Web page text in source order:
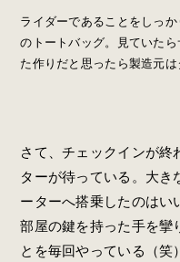
ライダーであることをしっ
のトートバッグ。見ていた
た作りだと思ったら製造元は
さて、チェックインが終
ターが待っている。大き
ーターへ搭乗したのはい
部屋の鍵を持った手を
とを毎回やっている（笑